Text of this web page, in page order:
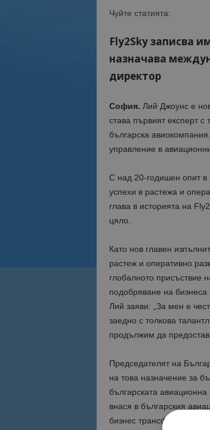
Чуйте статията:
Fly2Sky записва
назначава
директор
София. Лий Джоунс e
става първият експерт
българска
управление в
С над 20-годишен опит в
успехи в растежа и
глава в историята на
цяло.
Като нов главен
растеж и оперативно
глобалното присъствие
подобряване на бизнеса
Лий заяви: „За мен е
заедно с толкова
продължим да
Председателят на
на това назначение за
българската
внася в българския
бизнес